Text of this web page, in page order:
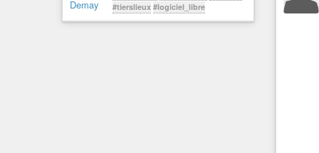
#tierslieux #logiciel_libre